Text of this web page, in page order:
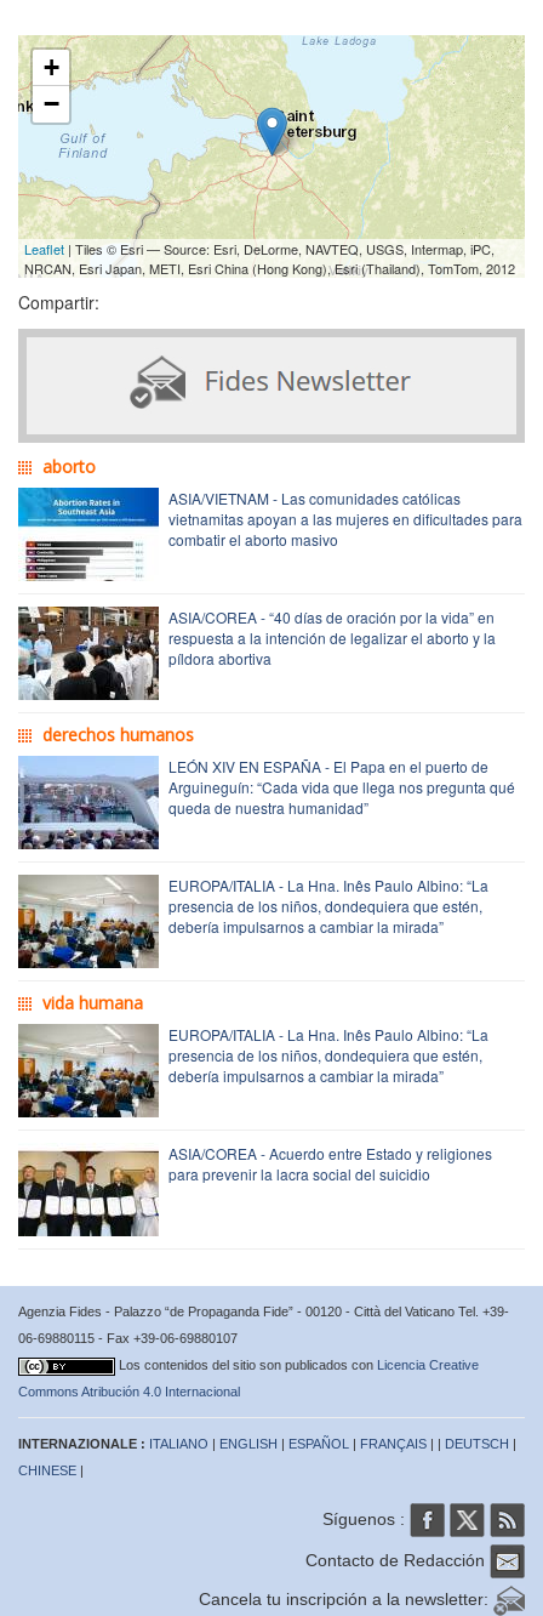
+
−
Leaflet | Tiles © Esri — Source: Esri, DeLorme, NAVTEQ, USGS, Intermap, iPC,
NRCAN, Esri Japan, METI, Esri China (Hong Kong), Esri (Thailand), TomTom, 2012
Compartir:
aborto
ASIA/VIETNAM - Las comunidades católicas
vietnamitas apoyan a las mujeres en dificultades para
combatir el aborto masivo
ASIA/COREA - “40 días de oración por la vida” en
respuesta a la intención de legalizar el aborto y la
píldora abortiva
derechos humanos
LEÓN XIV EN ESPAÑA - El Papa en el puerto de
Arguineguín: “Cada vida que llega nos pregunta qué
queda de nuestra humanidad”
EUROPA/ITALIA - La Hna. Inês Paulo Albino: “La
presencia de los niños, dondequiera que estén,
debería impulsarnos a cambiar la mirada”
vida humana
EUROPA/ITALIA - La Hna. Inês Paulo Albino: “La
presencia de los niños, dondequiera que estén,
debería impulsarnos a cambiar la mirada”
ASIA/COREA - Acuerdo entre Estado y religiones
para prevenir la lacra social del suicidio
Agenzia Fides - Palazzo “de Propaganda Fide” - 00120 - Città del Vaticano Tel. +39-
06-69880115 - Fax +39-06-69880107
Los contenidos del sitio son publicados con Licencia Creative
Commons Atribución 4.0 Internacional
INTERNAZIONALE : ITALIANO | ENGLISH | ESPAÑOL | FRANÇAIS | | DEUTSCH |
CHINESE |
Síguenos :
Contacto de Redacción
Cancela tu inscripción a la newsletter: